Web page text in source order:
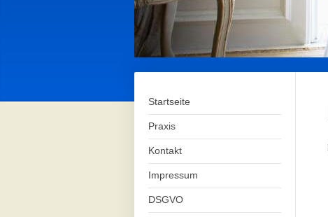
Startseite
Praxis
Kontakt
Impressum
DSGVO